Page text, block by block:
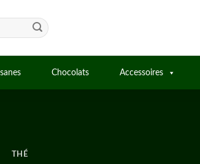
Chocolats Accessoires
THÉ